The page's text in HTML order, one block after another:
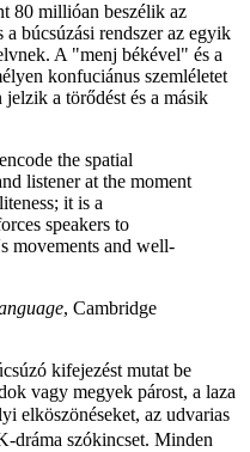
80 millióan beszélik az
a búcsúzási rendszer az egyik
A "menj békével" és a
konfuciánus szemléletet
a törődést és a másik
the spatial
listener at the moment
it is a
speakers to
movements and well-
, Cambridge
kifejezést mutat be
vagy megyek párost, a laza
elköszönéseket, az udvarias
dráma szókincset. Minden